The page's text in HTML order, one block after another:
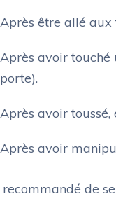
Après être allé aux
Après avoir touché
porte).
Après avoir toussé,
Après avoir
recommandé de